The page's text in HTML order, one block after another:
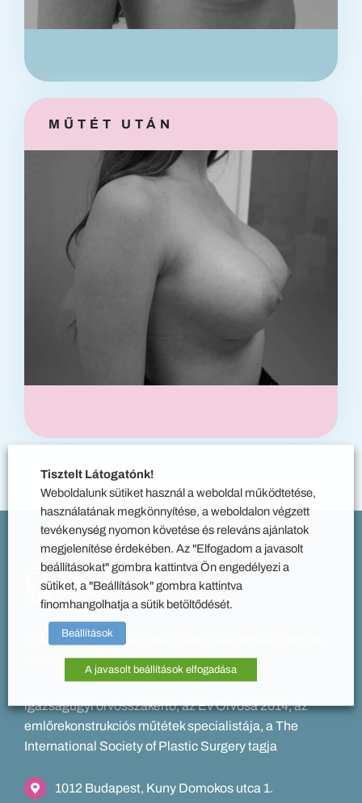
MŰTÉT UTÁN
Dr Debreczeni Béla Zoltán plasztikai sebész főorvos,
kutatóorvos PhD
igazságügyi orvosszakértő, az Év Orvosa 2014, az
emlőrekonstrukciós műtétek specialistája, a The
International Society of Plastic Surgery tagja
1012 Budapest, Kuny Domokos utca 1.
Tisztelt Látogatónk!
Weboldalunk sütiket használ a weboldal működtetése,
használatának megkönnyítése, a weboldalon végzett
tevékenység nyomon követése és releváns ajánlatok
megjelenítése érdekében. Az "Elfogadom a javasolt
beállításokat" gombra kattintva Ön engedélyezi a
sütiket, a "Beállítások" gombra kattintva
finomhangolhatja a sütik betöltődését.
Beállítások
A javasolt beállítások elfogadása